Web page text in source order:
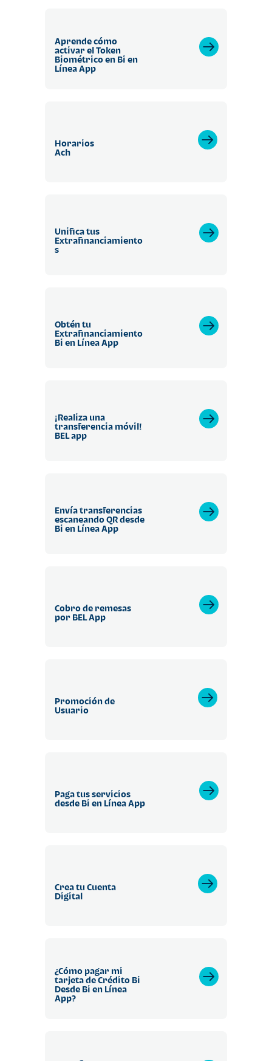
Aprende cómo
activar el Token
Biométrico en Bi en
Línea App
Horarios
Ach
Unifica tus
Extrafinanciamiento
s
Obtén tu
Extrafinanciamiento
Bi en Línea App
¡Realiza una
transferencia móvil!
BEL app
Envía transferencias
escaneando QR desde
Bi en Línea App
Cobro de remesas
por BEL App
Promoción de
Usuario
Paga tus servicios
desde Bi en Línea App
Crea tu Cuenta
Digital
¿Cómo pagar mi
tarjeta de Crédito Bi
Desde Bi en Línea
App?